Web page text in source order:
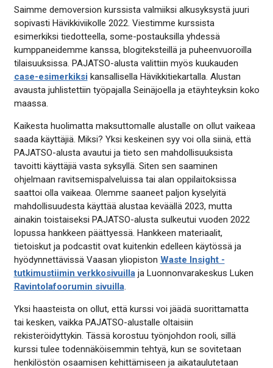
Saimme demoversion kurssista valmiiksi alkusyksystä juuri
sopivasti Hävikkiviikolle 2022. Viestimme kurssista
esimerkiksi tiedotteella, some-postauksilla yhdessä
kumppaneidemme kanssa, blogiteksteillä ja puheenvuoroilla
tilaisuuksissa. PAJATSO-alusta valittiin myös kuukauden
case-esimerkiksi kansallisella Hävikkitiekartalla. Alustan
avausta juhlistettiin työpajalla Seinäjoella ja etäyhteyksin koko
maassa.
Kaikesta huolimatta maksuttomalle alustalle on ollut vaikeaa
saada käyttäjiä. Miksi? Yksi keskeinen syy voi olla siinä, että
PAJATSO-alusta avautui ja tieto sen mahdollisuuksista
tavoitti käyttäjiä vasta syksyllä. Siten sen saaminen
ohjelmaan ravitsemispalveluissa tai alan oppilaitoksissa
saattoi olla vaikeaa. Olemme saaneet paljon kyselyitä
mahdollisuudesta käyttää alustaa keväällä 2023, mutta
ainakin toistaiseksi PAJATSO-alusta sulkeutui vuoden 2022
lopussa hankkeen päättyessä. Hankkeen materiaalit,
tietoiskut ja podcastit ovat kuitenkin edelleen käytössä ja
hyödynnettävissä Vaasan yliopiston Waste Insight -
tutkimustiimin verkkosivuillaja Luonnonvarakeskus Luken
Ravintolafoorumin sivuilla.
Yksi haasteista on ollut, että kurssi voi jäädä suorittamatta
tai kesken, vaikka PAJATSO-alustalle oltaisiin
rekisteröidyttykin. Tässä korostuu työnjohdon rooli, sillä
kurssi tulee todennäköisemmin tehtyä, kun se sovitetaan
henkilöstön osaamisen kehittämiseen ja aikataulutetaan